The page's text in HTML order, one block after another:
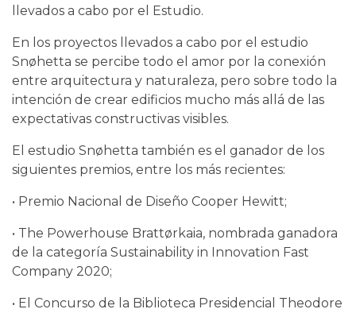
llevados a cabo por el Estudio.
En los proyectos llevados a cabo por el estudio
Snøhetta se percibe todo el amor por la conexión
entre arquitectura y naturaleza, pero sobre todo la
intención de crear edificios mucho más allá de las
expectativas constructivas visibles.
El estudio Snøhetta también es el ganador de los
siguientes premios, entre los más recientes:
• Premio Nacional de Diseño Cooper Hewitt;
• The Powerhouse Brattørkaia, nombrada ganadora
de la categoría Sustainability in Innovation Fast
Company 2020;
• El Concurso de la Biblioteca Presidencial Theodore